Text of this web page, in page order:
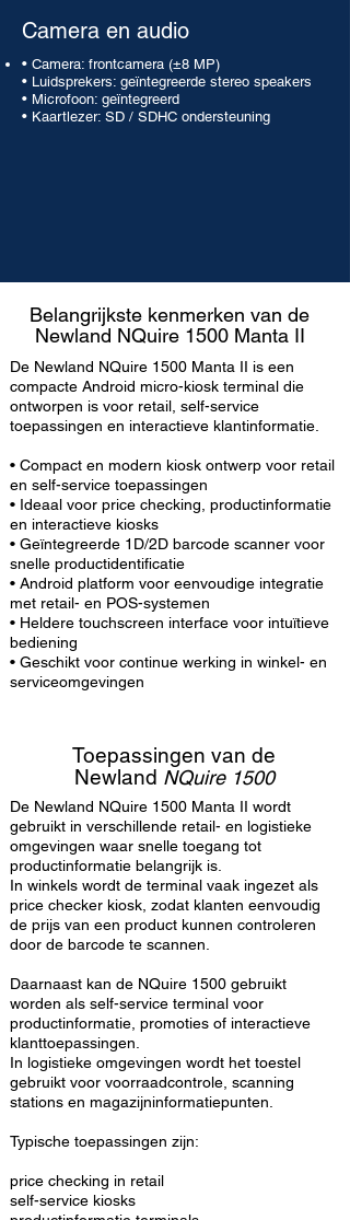
Camera en audio
• Camera: frontcamera (±8 MP)
• Luidsprekers: geïntegreerde stereo speakers
• Microfoon: geïntegreerd
• Kaartlezer: SD / SDHC ondersteuning
Belangrijkste kenmerken van de
Newland NQuire 1500 Manta II
De Newland NQuire 1500 Manta II is een
compacte Android micro-kiosk terminal die
ontworpen is voor retail, self-service
toepassingen en interactieve klantinformatie.
• Compact en modern kiosk ontwerp voor retail
en self-service toepassingen
• Ideaal voor price checking, productinformatie
en interactieve kiosks
• Geïntegreerde 1D/2D barcode scanner voor
snelle productidentificatie
• Android platform voor eenvoudige integratie
met retail- en POS-systemen
• Heldere touchscreen interface voor intuïtieve
bediening
• Geschikt voor continue werking in winkel- en
serviceomgevingen
Toepassingen van de
Newland NQuire 1500
De Newland NQuire 1500 Manta II wordt
gebruikt in verschillende retail- en logistieke
omgevingen waar snelle toegang tot
productinformatie belangrijk is.
In winkels wordt de terminal vaak ingezet als
price checker kiosk, zodat klanten eenvoudig
de prijs van een product kunnen controleren
door de barcode te scannen.
Daarnaast kan de NQuire 1500 gebruikt
worden als self-service terminal voor
productinformatie, promoties of interactieve
klanttoepassingen.
In logistieke omgevingen wordt het toestel
gebruikt voor voorraadcontrole, scanning
stations en magazijninformatiepunten.
Typische toepassingen zijn:
price checking in retail
self-service kiosks